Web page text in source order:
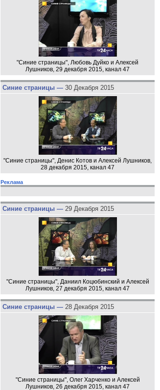
"Синие страницы", Любовь Дуйко и Алексей
Лушников, 29 декабря 2015, канал 47
Синие страницы — 30 Декабря 2015
"Синие страницы", Денис Котов и Алексей Лушников,
28 декабря 2015, канал 47
Реклама
Синие страницы — 29 Декабря 2015
"Синие страницы", Даниил Коцюбинский и Алексей
Лушников, 27 декабря 2015, канал 47
Синие страницы — 28 Декабря 2015
"Синие страницы", Олег Харченко и Алексей
Лушников, 26 декабря 2015, канал 47